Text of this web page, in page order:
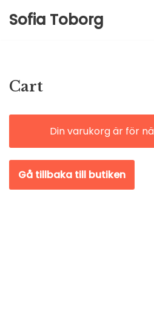
Sofia Toborg
Cart
Din varukorg är för
Gå tillbaka till butiken